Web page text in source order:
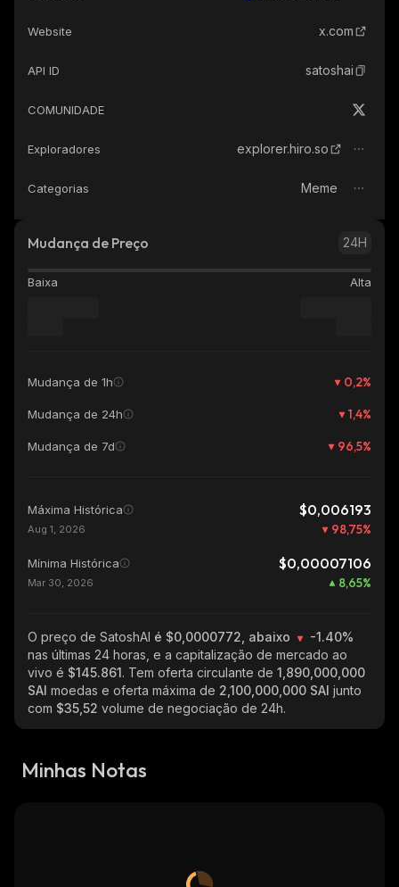
Website x.com
API ID satoshai
COMUNIDADE
Exploradores explorer.hiro.so
Categorias Meme
Mudança de Preço 24H
Baixa Alta
Mudança de 1h 0,2%
Mudança de 24h 1,4%
Mudança de 7d 96,5%
Máxima Histórica $0,006193
Aug 1, 2026 98,75%
Mínima Histórica $0,00007106
Mar 30, 2026 8,65%
O preço de SatoshAI é $0,0000772, abaixo
-1.40%
nas últimas 24 horas, e a capitalização de mercado ao
vivo é $145.861. Tem oferta circulante de 1,890,000,000
SAI moedas e oferta máxima de 2,100,000,000 SAI junto
com $35,52 volume de negociação de 24h.
Minhas Notas